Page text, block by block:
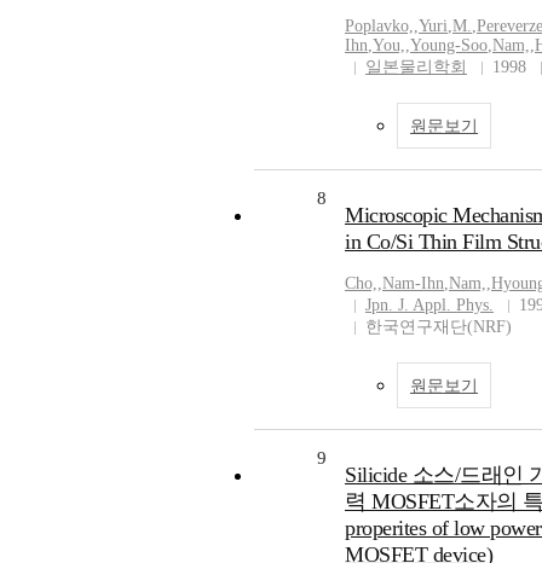
Poplavko,,Yuri,M.,
Ihn,You,,Young-Soo,Nam,,
일본물리학회
1998
원문보기
8
Microscopic
in Co/Si Thin Film
Cho,,Nam-Ihn,Nam,,
Jpn. J. Appl. Phys.
한국연구재단(NRF)
원문보기
9
Silicide 소스/드래인
력 MOSFET소자의
properites of low
MOSFET device)